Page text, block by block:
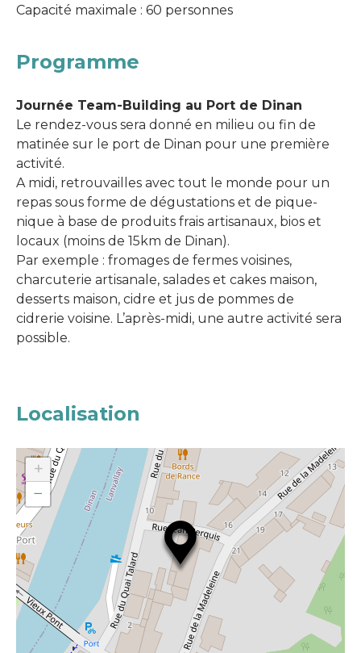
Capacité maximale : 60 personnes
Programme
Journée Team-Building au Port de Dinan
Le rendez-vous sera donné en milieu ou fin de
matinée sur le port de Dinan pour une première
activité.
A midi, retrouvailles avec tout le monde pour un
repas sous forme de dégustations et de pique-
nique à base de produits frais artisanaux, bios et
locaux (moins de 15km de Dinan).
Par exemple : fromages de fermes voisines,
charcuterie artisanale, salades et cakes maison,
desserts maison, cidre et jus de pommes de
cidrerie voisine. L’après-midi, une autre activité sera
possible.
Localisation
+
−